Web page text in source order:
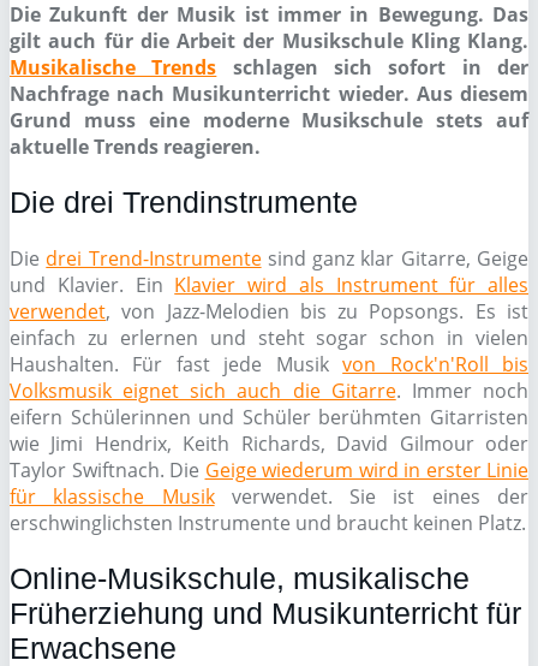
Die Zukunft der Musik ist immer in Bewegung. Das
gilt auch für die Arbeit der Musikschule Kling Klang.
Musikalische Trends schlagen sich sofort in der
Nachfrage nach Musikunterricht wieder. Aus diesem
Grund muss eine moderne Musikschule stets auf
aktuelle Trends reagieren.
Die drei Trendinstrumente
Die drei Trend-Instrumentesind ganz klar Gitarre, Geige
und Klavier. Ein Klavier wird als Instrument für alles
verwendet, von Jazz-Melodien bis zu Popsongs. Es ist
einfach zu erlernen und steht sogar schon in vielen
Haushalten. Für fast jede Musikvon Rock'n'Roll bis
Volksmusik eignet sich auch die Gitarre. Immer noch
eifern Schülerinnen und Schüler berühmten Gitarristen
wie Jimi Hendrix, Keith Richards, David Gilmour oder
Taylor Swiftnach. Die Geige wiederum wird in erster Linie
für klassische Musikverwendet. Sie ist eines der
erschwinglichsten Instrumente und braucht keinen Platz.
Online-Musikschule, musikalische
Früherziehung und Musikunterricht für
Erwachsene